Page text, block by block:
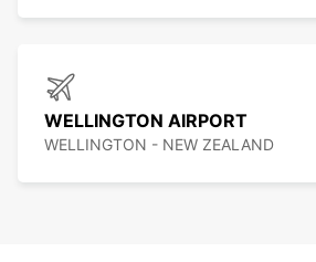
WELLINGTON AIRPORT
WELLINGTON - NEW ZEALAND